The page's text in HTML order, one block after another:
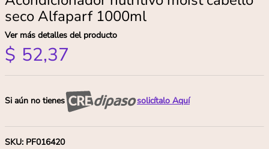
seco Alfaparf 1000ml
Ver más detalles del producto
$ 52,37
Si aún no tienes solicítalo Aquí
SKU: PF016420